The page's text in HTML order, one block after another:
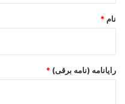
نام *
رایانامه (نامه برقی) *